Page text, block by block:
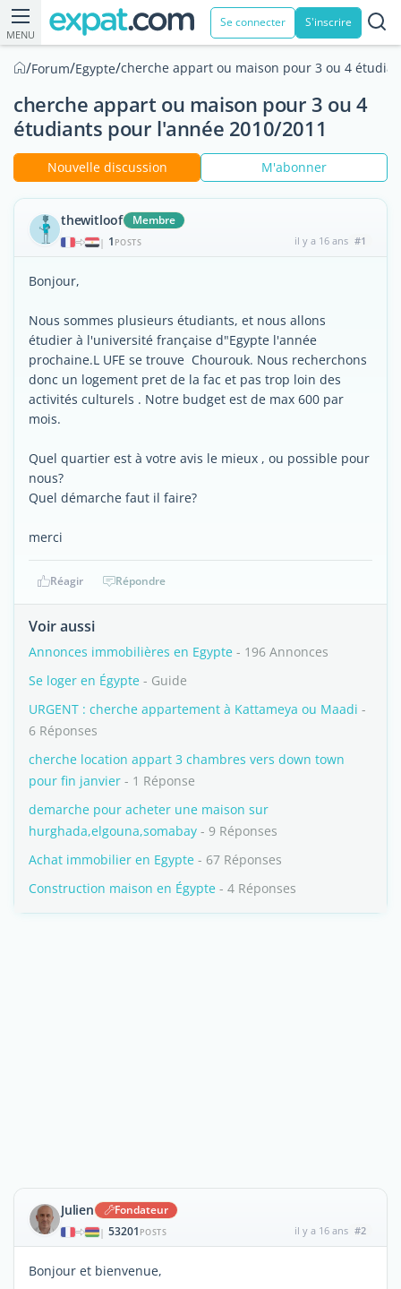
MENU
Se connecter S'inscrire
/Forum/Egypte/cherche appart ou maison pour 3 ou 4
cherche appart ou maison pour 3 ou 4
étudiants pour l'année 2010/2011
Nouvelle discussion M'abonner
thewitloof Membre
| 1 POSTS il y a 16 ans #1
Bonjour,
Nous sommes plusieurs étudiants, et nous allons
étudier à l'université française d"Egypte l'année
prochaine.L UFE se trouve Chourouk. Nous recherchons
donc un logement pret de la fac et pas trop loin des
activités culturels . Notre budget est de max 600 par
mois.
Quel quartier est à votre avis le mieux , ou possible pour
nous?
Quel démarche faut il faire?
merci
Réagir Répondre
Voir aussi
Annonces immobilières en Egypte - 196 Annonces
Se loger en Égypte - Guide
URGENT : cherche appartement à Kattameya ou Maadi -
6 Réponses
cherche location appart 3 chambres vers down town
pour fin janvier - 1 Réponse
demarche pour acheter une maison sur
hurghada,elgouna,somabay - 9 Réponses
Achat immobilier en Egypte - 67 Réponses
Construction maison en Égypte - 4 Réponses
Julien Fondateur
| 53201 POSTS il y a 16 ans #2
Bonjour et bienvenue,